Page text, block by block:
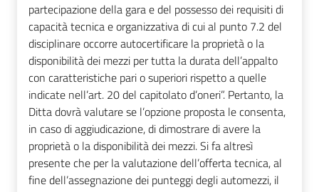
partecipazione della gara e del possesso dei requisiti di
capacità tecnica e organizzativa di cui al punto 7.2 del
disciplinare occorre autocertificare la proprietà o la
disponibilità dei mezzi per tutta la durata dell’appalto
con caratteristiche pari o superiori rispetto a quelle
indicate nell’art. 20 del capitolato d’oneri”. Pertanto, la
Ditta dovrà valutare se l’opzione proposta le consenta,
in caso di aggiudicazione, di dimostrare di avere la
proprietà o la disponibilità dei mezzi. Si fa altresì
presente che per la valutazione dell’offerta tecnica, al
fine dell’assegnazione dei punteggi degli automezzi, il